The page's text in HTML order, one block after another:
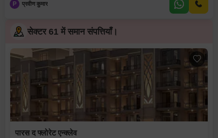
P प्रवीण कुमार
सेक्टर 61 में समान संपत्तियाँ।
पारस द फ्लोरेट एन्क्लेव